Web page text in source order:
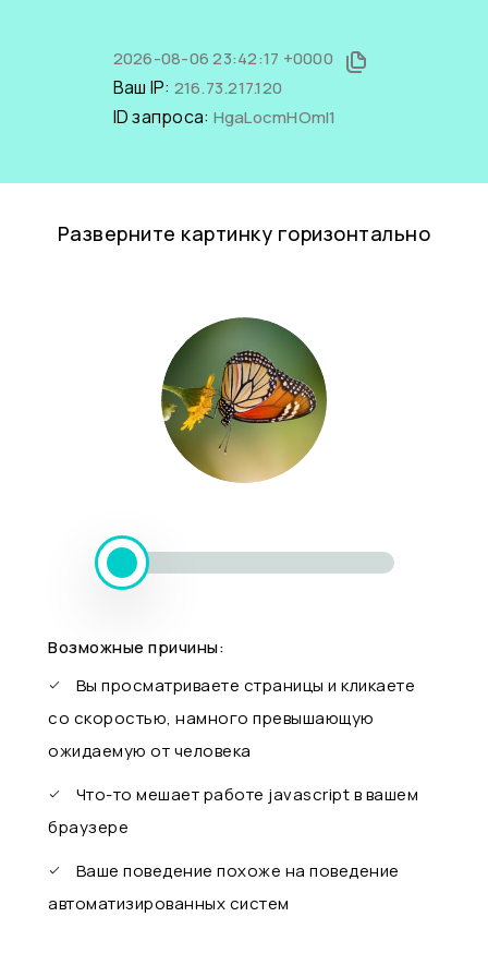
2026-08-06 23:42:17 +0000
Ваш IP: 216.73.217.120
ID запроса: HgaLocmHOmI1
Разверните картинку горизонтально
Возможные причины:
Вы просматриваете страницы и кликаете
со скоростью, намного превышающую
ожидаемую от человека
Что-то мешает работе javascript в вашем
браузере
Ваше поведение похоже на поведение
автоматизированных систем